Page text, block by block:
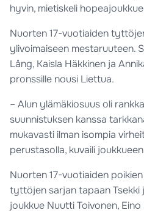
hyvin, mietiskeli
Nuorten 17-vuotiaiden
ylivoimaiseen mestaruuteen.
Lång, Kaisla Häkkinen ja
pronssille nousi Liettua.
– Alun ylämäkiosuus oli
suunnistuksen kanssa
mukavasti ilman isompia
perustasolla, kuvaili
Nuorten 17-vuotiaiden
tyttöjen sarjan tapaan Tsekki
joukkue Nuutti Toivonen,